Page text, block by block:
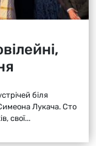
біля
Лукача. Сто
свої...